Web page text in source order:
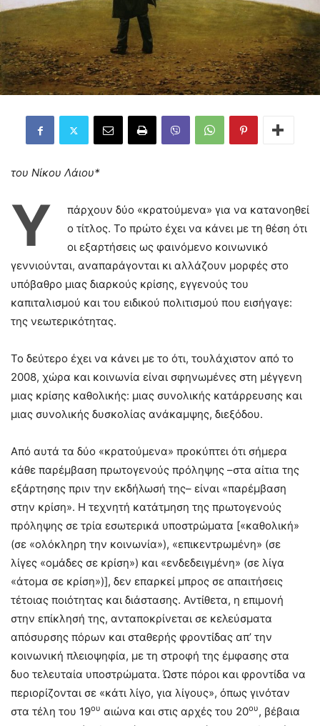
του Νίκου Λάιου*
Υ
πάρχουν δύο «κρατούμενα» για να κατανοηθεί
ο τίτλος. Το πρώτο έχει να κάνει με τη θέση ότι
οι εξαρτήσεις ως φαινόμενο κοινωνικό
γεννιούνται, αναπαράγονται κι αλλάζουν μορφές στο
υπόβαθρο μιας διαρκούς κρίσης, εγγενούς του
καπιταλισμού και του ειδικού πολιτισμού που εισήγαγε:
της νεωτερικότητας.
Το δεύτερο έχει να κάνει με το ότι, τουλάχιστον από το
2008, χώρα και κοινωνία είναι σφηνωμένες στη μέγγενη
μιας κρίσης καθολικής: μιας συνολικής κατάρρευσης και
μιας συνολικής δυσκολίας ανάκαμψης, διεξόδου.
Από αυτά τα δύο «κρατούμενα» προκύπτει ότι σήμερα
κάθε παρέμβαση πρωτογενούς πρόληψης –στα αίτια της
εξάρτησης πριν την εκδήλωσή της– είναι «παρέμβαση
στην κρίση». Η τεχνητή κατάτμηση της πρωτογενούς
πρόληψης σε τρία εσωτερικά υποστρώματα [«καθολική»
(σε «ολόκληρη την κοινωνία»), «επικεντρωμένη» (σε
λίγες «ομάδες σε κρίση») και «ενδεδειγμένη» (σε λίγα
«άτομα σε κρίση»)], δεν επαρκεί μπρος σε απαιτήσεις
τέτοιας ποιότητας και διάστασης. Αντίθετα, η επιμονή
στην επίκλησή της, ανταποκρίνεται σε κελεύσματα
απόσυρσης πόρων και σταθερής φροντίδας απ’ την
κοινωνική πλειοψηφία, με τη στροφή της έμφασης στα
δυο τελευταία υποστρώματα. Ώστε πόροι και φροντίδα να
περιορίζονται σε «κάτι λίγο, για λίγους», όπως γινόταν
στα τέλη του 19ου αιώνα και στις αρχές του 20ου, βέβαια